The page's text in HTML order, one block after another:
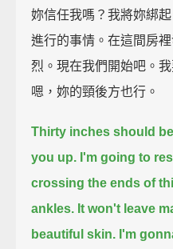
妳信任我嗎？我將妳綁
進行的事情。在這間房
烈。現在我們開始吧。
嗯，妳的頸後方也行。
Thirty inches should
you up. I'm going to
crossing the ends of
ankles. It won't leave
beautiful skin. I'm